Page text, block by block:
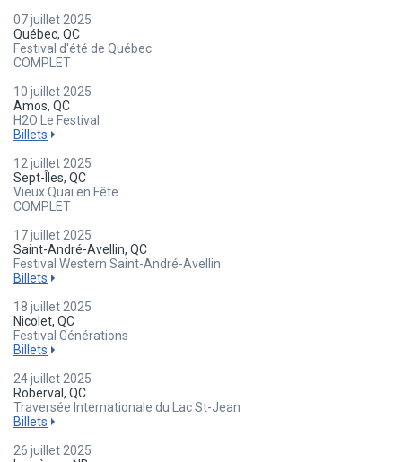
07 juillet 2025
Québec, QC
Festival d'été de Québec
COMPLET
10 juillet 2025
Amos, QC
H2O Le Festival
Billets
12 juillet 2025
Sept-Îles, QC
Vieux Quai en Fête
COMPLET
17 juillet 2025
Saint-André-Avellin, QC
Festival Western Saint-André-Avellin
Billets
18 juillet 2025
Nicolet, QC
Festival Générations
Billets
24 juillet 2025
Roberval, QC
Traversée Internationale du Lac St-Jean
Billets
26 juillet 2025